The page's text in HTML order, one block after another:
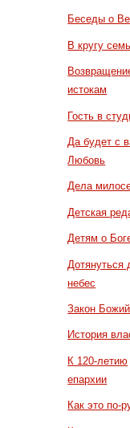
Беседы о
В кругу
истокам
Гость в
Да будет с
Любовь
Дела
Детская
Детям о
Дотянуться
небес
Закон Божий
История
К 120-летию
епархии
Как это по-